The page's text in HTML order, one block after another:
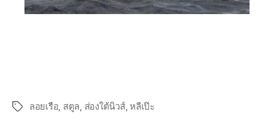
ลอยเรือ สตูล ส่องใต้นิวส์,หลีเป๊ะ